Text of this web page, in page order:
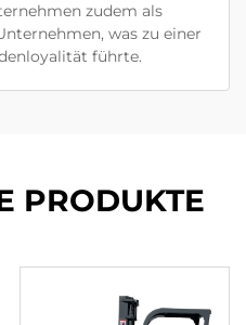
zudem als
was zu einer
führte.
PRODUKTE